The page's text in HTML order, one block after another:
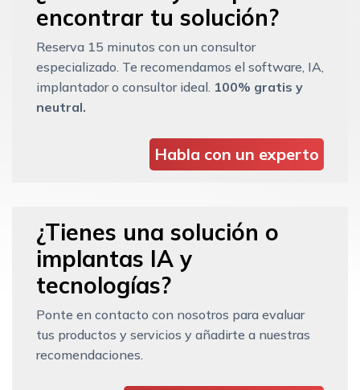
encontrar tu solución?
Reserva 15 minutos con un consultor
especializado. Te recomendamos el software, IA,
implantador o consultor ideal. 100% gratis y
neutral.
Habla con un experto
¿Tienes una solución o
implantas IA y
tecnologías?
Ponte en contacto con nosotros para evaluar
tus productos y servicios y añadirte a nuestras
recomendaciones.